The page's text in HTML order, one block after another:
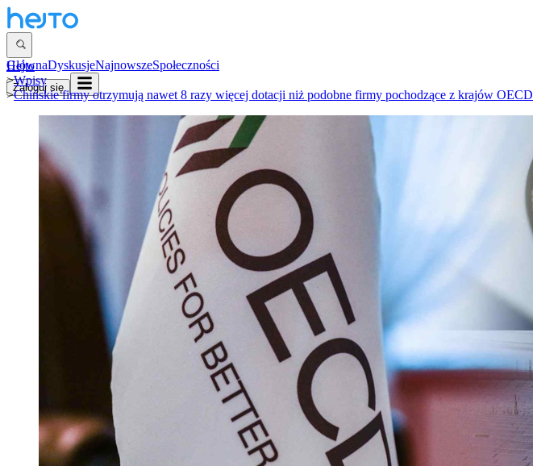
GłównaDyskusjeNajnowszeSpołeczności
Zaloguj się
Hejto
>Wpisy
>Chińskie firmy otrzymują nawet 8 razy więcej dotacji niż podobne firmy pochodzące z krajów OECD